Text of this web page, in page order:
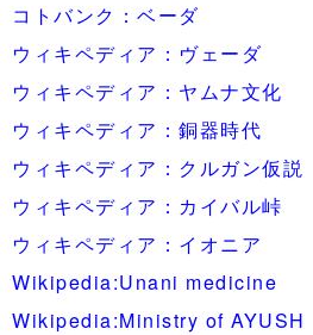
コトバンク：ベーダ
ウィキペディア：ヴェーダ
ウィキペディア：ヤムナ文化
ウィキペディア：銅器時代
ウィキペディア：クルガン仮説
ウィキペディア：カイバル峠
ウィキペディア：イオニア
Wikipedia:Unani medicine
Wikipedia:Ministry of AYUSH